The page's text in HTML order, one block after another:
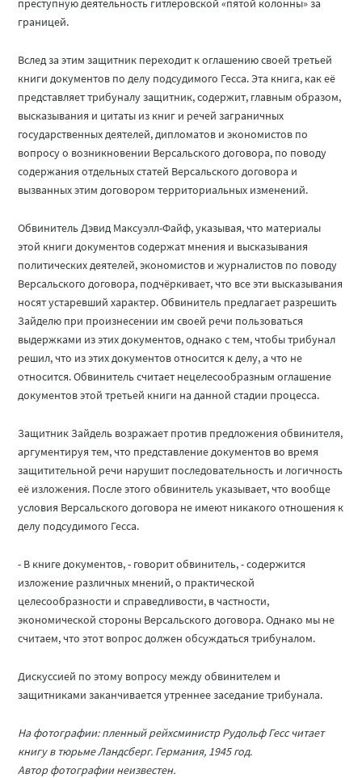
границей.
Вслед за этим защитник переходит к оглашению своей третьей
книги документов по делу подсудимого Гесса. Эта книга, как её
представляет трибуналу защитник, содержит, главным образом,
высказывания и цитаты из книг и речей заграничных
государственных деятелей, дипломатов и экономистов по
вопросу о возникновении Версальского договора, по поводу
содержания отдельных статей Версальского договора и
вызванных этим договором территориальных изменений.
Обвинитель Дэвид Максуэлл-Файф, указывая, что материалы
этой книги документов содержат мнения и высказывания
политических деятелей, экономистов и журналистов по поводу
Версальского договора, подчёркивает, что все эти высказывания
носят устаревший характер. Обвинитель предлагает разрешить
Зайделю при произнесении им своей речи пользоваться
выдержками из этих документов, однако с тем, чтобы трибунал
решил, что из этих документов относится к делу, а что не
относится. Обвинитель считает нецелесообразным оглашение
документов этой третьей книги на данной стадии процесса.
Защитник Зайдель возражает против предложения обвинителя,
аргументируя тем, что представление документов во время
защитительной речи нарушит последовательность и логичность
её изложения. После этого обвинитель указывает, что вообще
условия Версальского договора не имеют никакого отношения к
делу подсудимого Гесса.
- В книге документов, - говорит обвинитель, - содержится
изложение различных мнений, о практической
целесообразности и справедливости, в частности,
экономической стороны Версальского договора. Однако мы не
считаем, что этот вопрос должен обсуждаться трибуналом.
Дискуссией по этому вопросу между обвинителем и
защитниками заканчивается утреннее заседание трибунала.
На фотографии: пленный рейхсминистр Рудольф Гесс читает
книгу в тюрьме Ландсберг. Германия, 1945 год.
Автор фотографии неизвестен.